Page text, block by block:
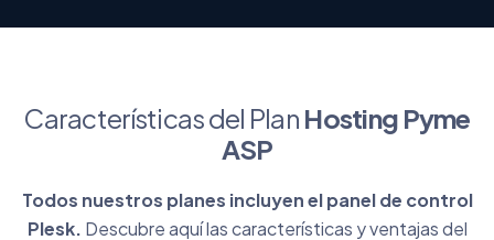
Características del Plan Hosting Pyme
ASP
Todos nuestros planes incluyen el panel de control
Plesk. Descubre aquí las características y ventajas del